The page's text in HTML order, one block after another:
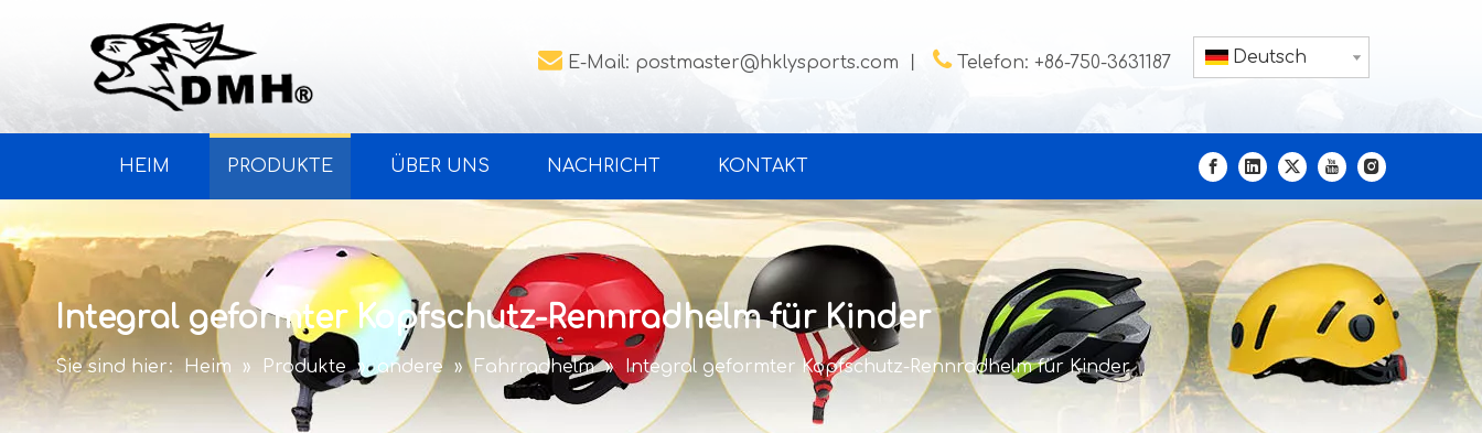
 E-Mail: postmaster@hklysports.com  Telefon: +86-750-3631187 Deutsch
HEIM PRODUKTE ÜBER UNS NACHRICHT KONTAKT
Integral geformter Kopfschutz-Rennradhelm für Kinder
Sie sind hier: Heim » Produkte » andere » Fahrradhelm » Integral geformter Kopfschutz-Rennradhelm für Kinder